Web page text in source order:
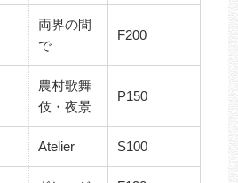
両界の間
で
F200
農村歌舞
伎・夜景
P150
Atelier S100